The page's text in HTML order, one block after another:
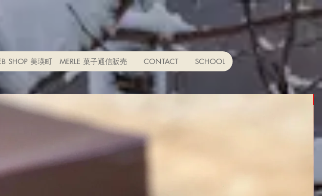
SHOP 美瑛町 MERLE 菓子通信販売 CONTACT SCHOOL